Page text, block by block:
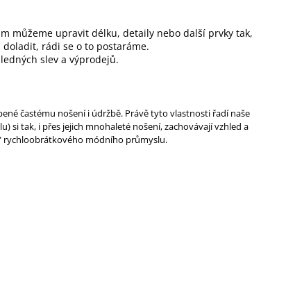
můžeme upravit délku, detaily nebo další prvky tak,
rádi se o to postaráme.
slev a výprodejů.
častému nošení i údržbě. Právě tyto vlastnosti řadí naše
tak, i přes jejich mnohaleté nošení, zachovávají vzhled a
rychloobrátkového módního průmyslu.